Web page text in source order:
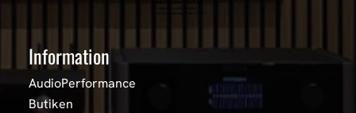
Information
AudioPerformance
Butiken